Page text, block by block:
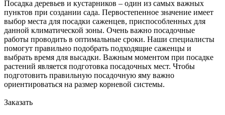
Посадка деревьев и кустарников – один из самых важных
пунктов при создании сада. Первостепенное значение имеет
выбор места для посадки саженцев, приспособленных для
данной климатической зоны. Очень важно посадочные
работы проводить в оптимальные сроки. Наши специалисты
помогут правильно подобрать подходящие саженцы и
выбрать время для высадки. Важным моментом при посадке
растений является подготовка посадочных мест. Чтобы
подготовить правильную посадочную яму важно
ориентироваться на размер корневой системы.
Заказать